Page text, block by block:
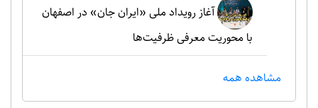
آغاز رویداد ملی «ایران جان» در اصفهان
با محوریت معرفی ظرفیت‌ها
مشاهده همه